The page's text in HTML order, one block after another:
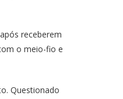
receberem
o meio-fio e
Questionado